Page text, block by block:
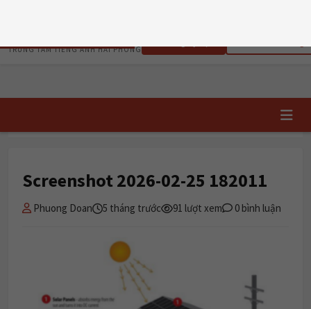
TRUNG TÂM TIẾNG ANH HẢI PHÒNG
Screenshot 2026-02-25 182011
Phuong Doan 5 tháng trước 91 lượt xem 0 bình luận